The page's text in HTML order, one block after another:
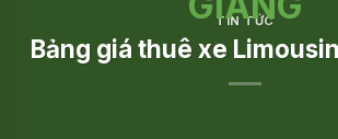
TIN TỨC
Bảng giá thuê xe